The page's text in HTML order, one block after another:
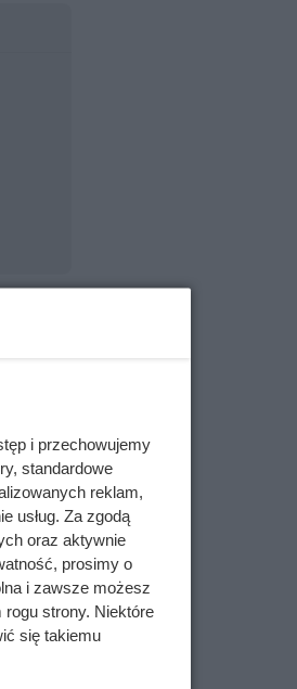
i przechowujemy
standardowe
reklam,
usług. Za zgodą
oraz aktywnie
prosimy o
i zawsze możesz
strony. Niektóre
się takiemu